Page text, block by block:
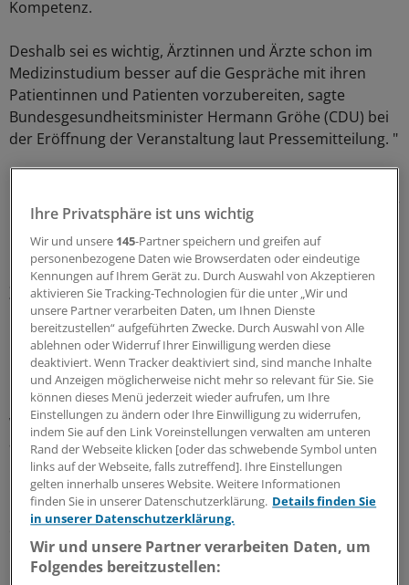
Kompetenz.
Deshalb sei es wichtig, Ärztinnen und Ärzte schon im
Medizinstudium besser auf die Gespräche mit ihren
Patientinnen und Patienten vorzubereiten, sagte
Bundesgesundheitsminister Hermann Gröhe (CDU) bei
der Eröffnung der Veranstaltung laut Pressemitteilung. "
Gespräch kann dazu beitragen, die Behandlung bei einer
Krebserkrankung, aber auch bei vielen anderen
Erkrankungen zu verbessern", so Gröhe weiter.
Ziel sind einheitliche Standards
"Der Stand der Ausbildung in ärztlicher
Gesprächsführung ist an den medizinischen Fakultäten
bisher sehr heterogen, was sich auch in den
kommunikativen Kompetenzen der Ärzte in Deutschland
widerspiegelt", sagte Professor Jana Jünger, Oberärztin
an der Klinik für Allgemeine Innere Medizin und
Psychosomatik am Universitätsklinikum Heidelberg.
Daher gelte es, möglichst einheitliche Standards zu
etablieren und "die medizinischen Fakultäten dabei zu
unterstützen, die gemeinsam erarbeiteten Lernziele mit
Hilfe von Best Practice-Beispielen in Lehre und Prüfung
Ihre Privatsphäre ist uns wichtig
Wir und unsere 145-Partner speichern und greifen auf
personenbezogene Daten wie Browserdaten oder eindeutige
Kennungen auf Ihrem Gerät zu. Durch Auswahl von Akzeptieren
aktivieren Sie Tracking-Technologien für die unter „Wir und
unsere Partner verarbeiten Daten, um Ihnen Dienste
bereitzustellen“ aufgeführten Zwecke. Durch Auswahl von Alle
ablehnen oder Widerruf Ihrer Einwilligung werden diese
deaktiviert. Wenn Tracker deaktiviert sind, sind manche Inhalte
und Anzeigen möglicherweise nicht mehr so relevant für Sie. Sie
können dieses Menü jederzeit wieder aufrufen, um Ihre
Einstellungen zu ändern oder Ihre Einwilligung zu widerrufen,
indem Sie auf den Link Voreinstellungen verwalten am unteren
Rand der Webseite klicken [oder das schwebende Symbol unten
links auf der Webseite, falls zutreffend]. Ihre Einstellungen
gelten innerhalb unseres Website. Weitere Informationen
finden Sie in unserer Datenschutzerklärung. Details finden Sie
in unserer Datenschutzerklärung.
Wir und unsere Partner verarbeiten Daten, um
Folgendes bereitzustellen: